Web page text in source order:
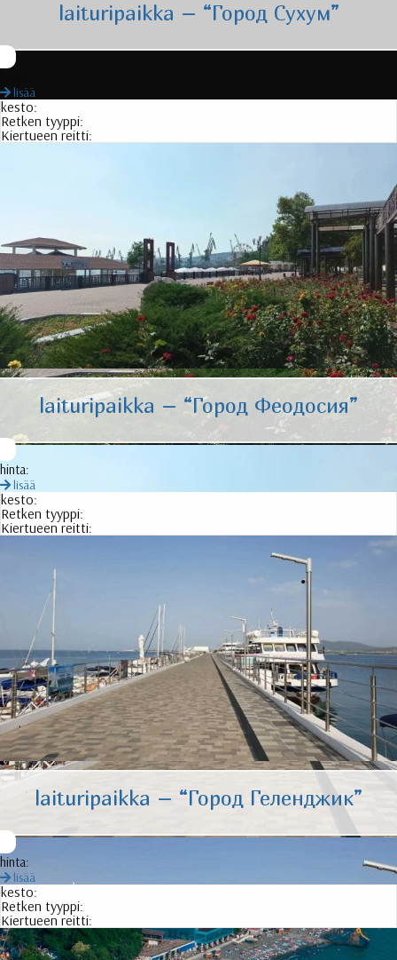
laituripaikka – “Город Сухум”
lisää
kesto:
Retken tyyppi:
Kiertueen reitti:
laituripaikka – “Город Феодосия”
hinta:
lisää
kesto:
Retken tyyppi:
Kiertueen reitti:
laituripaikka – “Город Геленджик”
hinta:
lisää
kesto:
Retken tyyppi:
Kiertueen reitti: